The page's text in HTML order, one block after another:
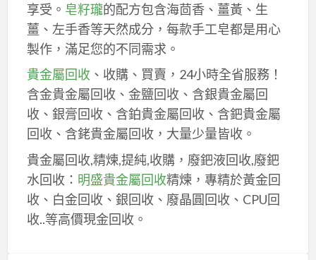
享受。 皂籽瓏的配方包含海茴香、薑黃、生
薑、左手香等天然成分，每款手工皂都是用心
製作，滿足您的不同需求。
貴金屬回收、收購、買賣，24小時全省服務！
含金貴金屬回收、金鹽回收、含銀貴金屬回
收、銀膏回收、含鉑貴金屬回收、含鈀貴金屬
回收、含銠貴金屬回收，大量少量皆收。
貴金屬回收,精煉,提純,收購，廢鈀液回收,廢鈀
水回收： 明盛貴金屬回收精煉，專精於黃金回
收、白金回收、銀回收、廢晶圓回收、CPU回
收..等高價現金回收。